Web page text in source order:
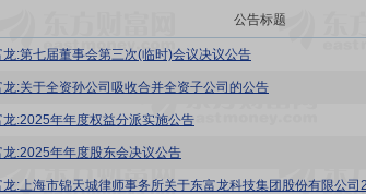
公告标题
龙:第七届董事会第三次(临时)会议决议公告
龙:关于全资孙公司吸收合并全资子公司的公告
龙:2025年年度权益分派实施公告
龙:2025年年度股东会决议公告
龙:上海市锦天城律师事务所关于东富龙科技集团股份有限公